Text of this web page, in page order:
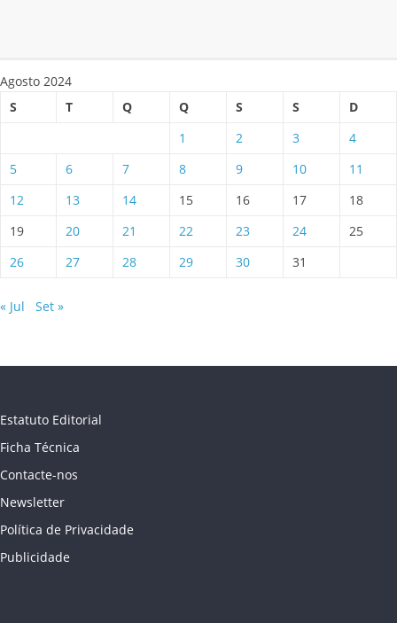
Agosto 2024
S
T Q Q S S
D
1
2 3
4
5
6 7 8 9 10
11
12
13 14 15 16 17
18
19
20 21 22 23 24
25
26
27 28 29 30 31
« Jul Set »
Estatuto Editorial
Ficha Técnica
Contacte-nos
Newsletter
Política de Privacidade
Publicidade